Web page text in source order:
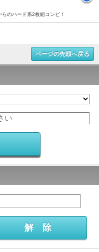
のハード系2枚組コンピ！
ページの先頭へ戻る